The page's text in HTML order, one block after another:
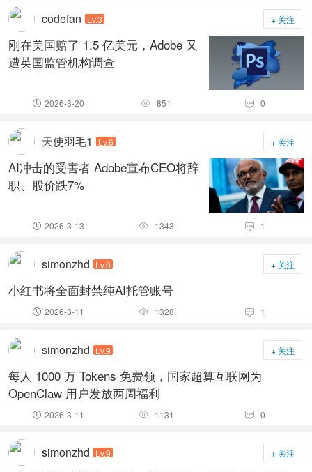
codefan Lv.3 + 关注
刚在美国赔了 1.5 亿美元，Adobe 又
遭英国监管机构调查
 2026-3-20  851  0
天使羽毛1 Lv.6 + 关注
AI冲击的受害者 Adobe宣布CEO将辞
职、股价跌7%
 2026-3-13  1343  1
simonzhd Lv.9 + 关注
小红书将全面封禁纯AI托管账号
 2026-3-11  1328  1
simonzhd Lv.9 + 关注
每人 1000 万 Tokens 免费领，国家超算互联网为
OpenClaw 用户发放两周福利
 2026-3-11  1131  0
simonzhd Lv.9 + 关注